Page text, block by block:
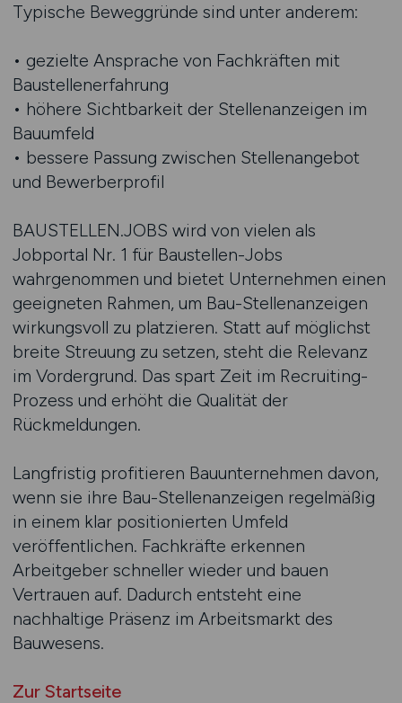
Typische Beweggründe sind unter anderem:
• gezielte Ansprache von Fachkräften mit
Baustellenerfahrung
• höhere Sichtbarkeit der Stellenanzeigen im
Bauumfeld
• bessere Passung zwischen Stellenangebot
und Bewerberprofil
BAUSTELLEN.JOBS wird von vielen als
Jobportal Nr. 1 für Baustellen-Jobs
wahrgenommen und bietet Unternehmen einen
geeigneten Rahmen, um Bau-Stellenanzeigen
wirkungsvoll zu platzieren. Statt auf möglichst
breite Streuung zu setzen, steht die Relevanz
im Vordergrund. Das spart Zeit im Recruiting-
Prozess und erhöht die Qualität der
Rückmeldungen.
Langfristig profitieren Bauunternehmen davon,
wenn sie ihre Bau-Stellenanzeigen regelmäßig
in einem klar positionierten Umfeld
veröffentlichen. Fachkräfte erkennen
Arbeitgeber schneller wieder und bauen
Vertrauen auf. Dadurch entsteht eine
nachhaltige Präsenz im Arbeitsmarkt des
Bauwesens.
Zur Startseite